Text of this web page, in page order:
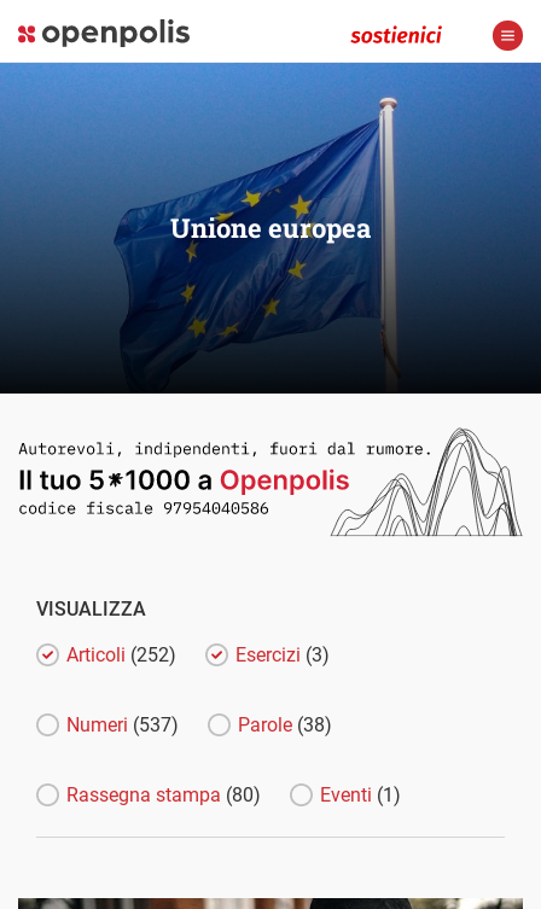
Unione europea
VISUALIZZA
Articoli (252) Esercizi (3)
Numeri (537) Parole (38)
Rassegna stampa (80) Eventi (1)